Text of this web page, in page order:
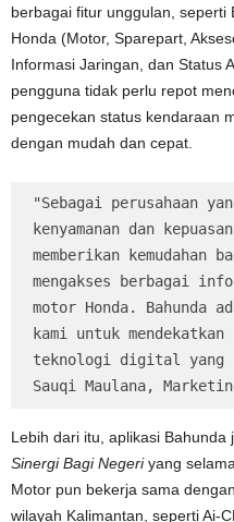
berbagai fitur unggulan, seperti
Honda (Motor, Sparepart,
Informasi Jaringan, dan Status
pengguna tidak perlu repot
pengecekan status kendaraan
dengan mudah dan cepat.
"Sebagai perusahaan
kenyamanan dan
memberikan kemudahan
mengakses berbagai
motor Honda. Bahunda
kami untuk mendekatkan
teknologi digital yang
Sauqi Maulana,
Lebih dari itu, aplikasi
Sinergi Bagi Negeriyang
Motor pun bekerja sama
wilayah Kalimantan, seperti Ai-